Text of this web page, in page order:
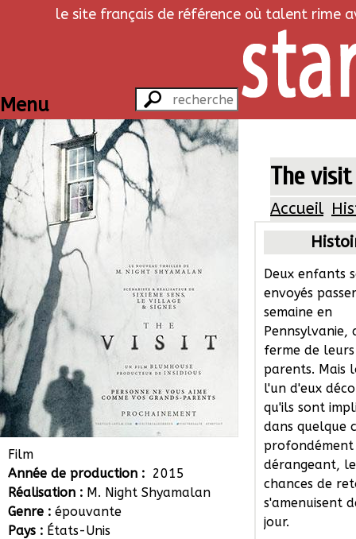
le site français de référence où talent rime
Menu
Film
Année de production : 2015
Réalisation : M. Night Shyamalan
Genre : épouvante
Pays : États-Unis
The visit
Accueil
Deux enfants
envoyés
semaine en
Pennsylvanie,
ferme de
parents. Mais
l'un d'eux
qu'ils sont
dans quelque
profondément
dérangeant,
chances de
s'amenuisent
jour.